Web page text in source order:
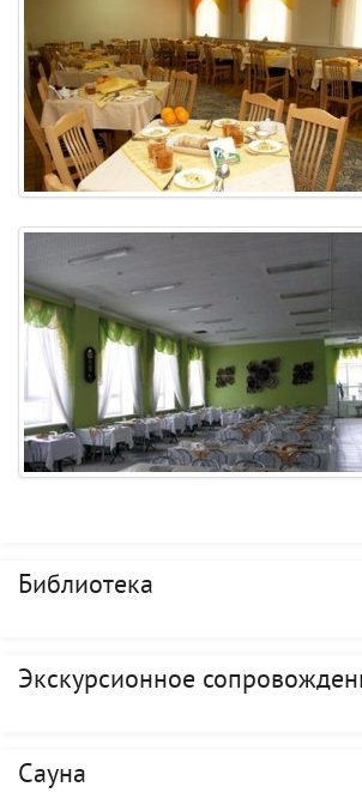
Библиотека
Экскурсионное
Сауна